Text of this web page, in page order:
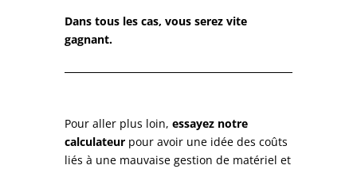
Dans tous les cas, vous serez vite
gagnant.
Pour aller plus loin, essayez notre
calculateurpour avoir une idée des coûts
liés à une mauvaise gestion de matériel et